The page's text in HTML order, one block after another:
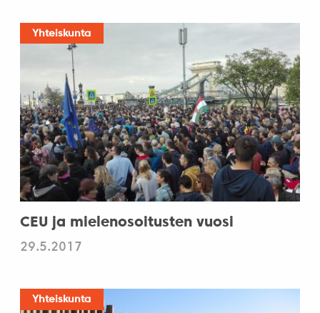
Yhteiskunta
CEU ja mielenosoitusten vuosi
29.5.2017
Yhteiskunta